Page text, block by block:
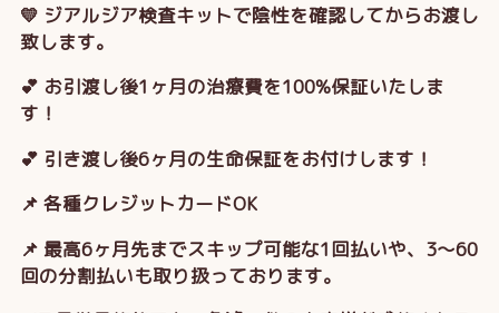
💛 ジアルジア検査キットで陰性を確認してからお渡し
致します。
💕 お引渡し後1ヶ月の治療費を100%保証いたしま
す！
💕 引き渡し後6ヶ月の生命保証をお付けします！
📌 各種クレジットカードOK
📌 最高6ヶ月先までスキップ可能な1回払いや、3～60
回の分割払いも取り扱っております。